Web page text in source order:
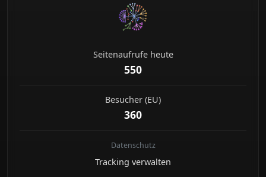
Seitenaufrufe heute
550
Besucher (EU)
360
Datenschutz
Tracking verwalten